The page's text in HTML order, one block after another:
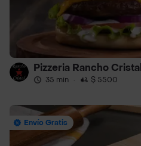
Pizzeria Rancho Cristal
35 min · $ 5500
Envío Gratis